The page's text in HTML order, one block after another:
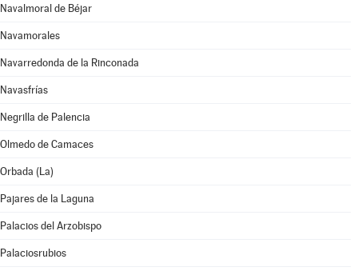
Navalmoral de Béjar
Navamorales
Navarredonda de la Rinconada
Navasfrías
Negrilla de Palencia
Olmedo de Camaces
Orbada (La)
Pajares de la Laguna
Palacios del Arzobispo
Palaciosrubios